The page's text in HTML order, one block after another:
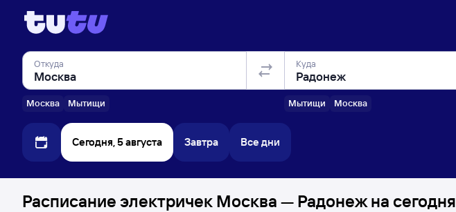
Откуда
Москва Мытищи
Куда
Мытищи Москва
Сегодня, 5 августа Завтра Все дни
Расписание электричек Москва — Радонеж на сегодня